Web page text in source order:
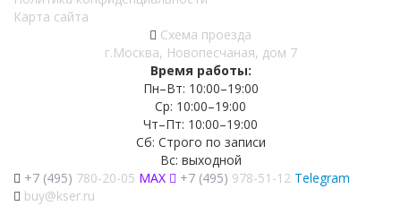
Карта сайта
Схема проезда
г.Москва, Новопесчаная, дом 7
Время работы:
Пн–Вт: 10:00–19:00
Ср: 10:00–19:00
Чт–Пт: 10:00–19:00
Сб: Строго по записи
Вс: выходной
+7 (495) 780-20-05 MAX +7 (495) 978-51-12 Telegram
buy@kser.ru